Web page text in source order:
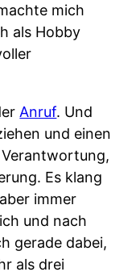
mich
als Hobby
Anruf. Und
und einen
Es klang
immer
und nach
gerade dabei,
als drei